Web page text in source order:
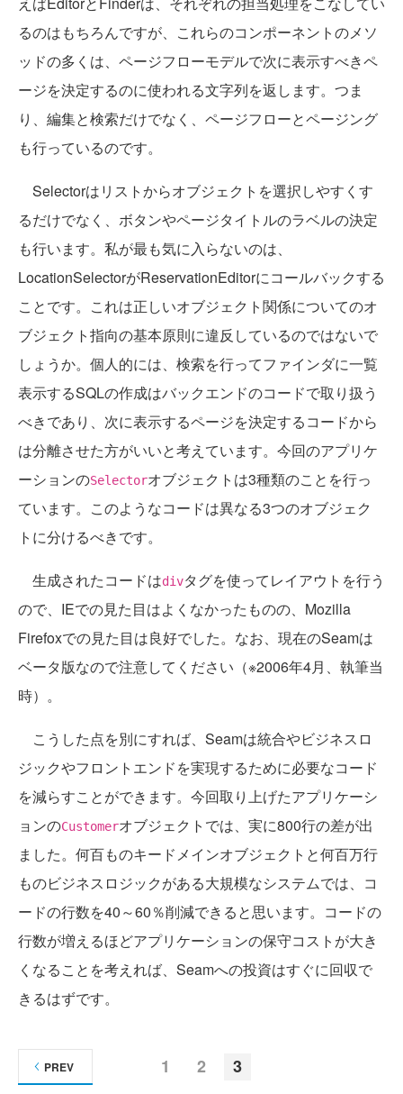
るのはもちろんですが、これらのコンポーネントのメソ
ッドの多くは、ページフローモデルで次に表示すべきペ
ージを決定するのに使われる文字列を返します。つま
り、編集と検索だけでなく、ページフローとページング
も行っているのです。
Selectorはリストからオブジェクトを選択しやすくす
るだけでなく、ボタンやページタイトルのラベルの決定
も行います。私が最も気に入らないのは、
LocationSelectorがReservationEditorにコールバックする
ことです。これは正しいオブジェクト関係についてのオ
ブジェクト指向の基本原則に違反しているのではないで
しょうか。個人的には、検索を行ってファインダに一覧
表示するSQLの作成はバックエンドのコードで取り扱う
べきであり、次に表示するページを決定するコードから
は分離させた方がいいと考えています。今回のアプリケ
ーションのSelectorオブジェクトは3種類のことを行っ
ています。このようなコードは異なる3つのオブジェク
トに分けるべきです。
生成されたコードはdivタグを使ってレイアウトを行う
ので、IEでの見た目はよくなかったものの、Mozilla
Firefoxでの見た目は良好でした。なお、現在のSeamは
ベータ版なので注意してください（※2006年4月、執筆当
時）。
こうした点を別にすれば、Seamは統合やビジネスロ
ジックやフロントエンドを実現するために必要なコード
を減らすことができます。今回取り上げたアプリケーシ
ョンのCustomerオブジェクトでは、実に800行の差が出
ました。何百ものキードメインオブジェクトと何百万行
ものビジネスロジックがある大規模なシステムでは、コ
ードの行数を40～60％削減できると思います。コードの
行数が増えるほどアプリケーションの保守コストが大き
くなることを考えれば、Seamへの投資はすぐに回収で
きるはずです。
1 2 3
PREV